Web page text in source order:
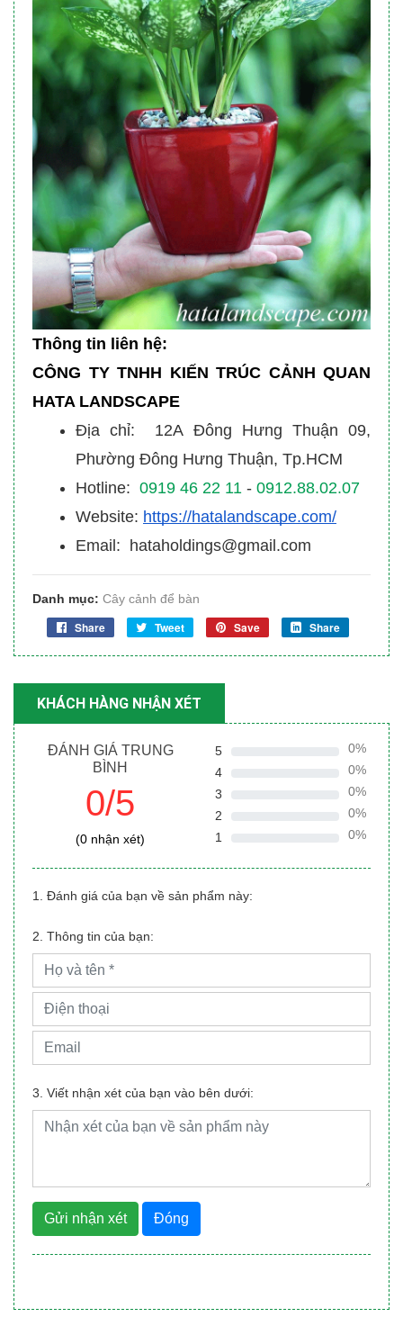
Thông tin liên hệ:
CÔNG TY TNHH KIẾN TRÚC CẢNH QUAN
HATA LANDSCAPE
Địa chỉ: 12A Đông Hưng Thuận 09,
Phường Đông Hưng Thuận, Tp.HCM
Hotline: 0919 46 22 11 - 0912.88.02.07
Website: https://hatalandscape.com/
Email: hataholdings@gmail.com
Danh mục: Cây cảnh để bàn
Share Tweet Save Share
KHÁCH HÀNG NHẬN XÉT
ĐÁNH GIÁ TRUNG
BÌNH
0/5
(0 nhận xét)
5
0%
4
0%
3
0%
2
0%
1
0%
1. Đánh giá của bạn về sản phẩm này:
2. Thông tin của bạn:
3. Viết nhận xét của bạn vào bên dưới:
Gửi nhận xét Đóng